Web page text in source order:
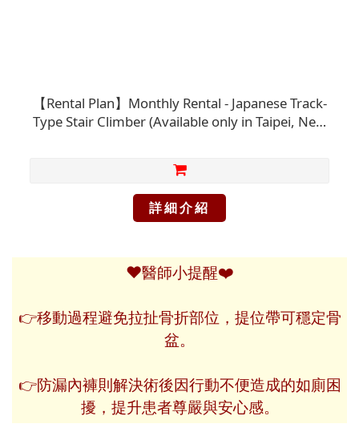
【Rental Plan】Monthly Rental - Japanese Track-
Type Stair Climber (Available only in Taipei, New
stock availability at the store before proceeding
to the location for processing.)
詳細介紹
❤️醫師小提醒❤️
👉移動過程避免拉扯骨折部位，提位帶可穩定骨
盆。
👉防漏內褲則解決術後因行動不便造成的如廁困
擾，提升患者尊嚴與安心感。